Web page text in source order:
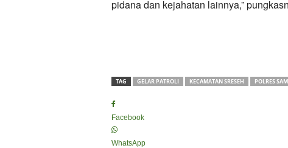
pidana dan kejahatan lainnya,”
TAG GELAR PATROLI KECAMATAN SRESEH POLRES
Facebook
WhatsApp